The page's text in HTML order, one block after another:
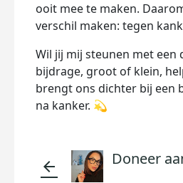
ooit mee te maken.
verschil maken: tegen
Wil jij mij steunen met een
bijdrage, groot of klein,
brengt ons dichter bij een
na kanker. 💫
arrow_back Doneer